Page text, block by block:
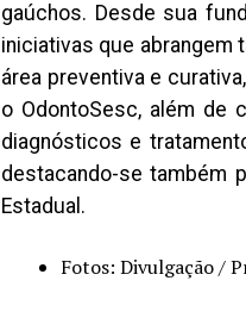
gaúchos. Desde sua
iniciativas que abrangem
área preventiva e
o OdontoSesc, além de
diagnósticos e
destacando-se também
Estadual.
Fotos: Divulgação /